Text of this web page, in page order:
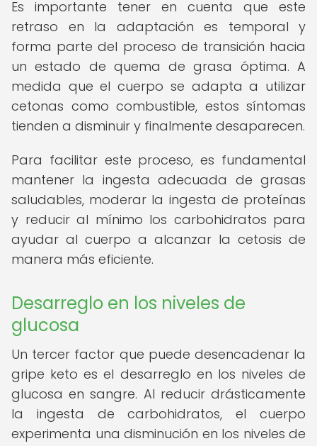
Es importante tener en cuenta que este
retraso en la adaptación es temporal y
forma parte del proceso de transición hacia
un estado de quema de grasa óptima. A
medida que el cuerpo se adapta a utilizar
cetonas como combustible, estos síntomas
tienden a disminuir y finalmente desaparecen.
Para facilitar este proceso, es fundamental
mantener la ingesta adecuada de grasas
saludables, moderar la ingesta de proteínas
y reducir al mínimo los carbohidratos para
ayudar al cuerpo a alcanzar la cetosis de
manera más eficiente.
Desarreglo en los niveles de
glucosa
Un tercer factor que puede desencadenar la
gripe keto es el desarreglo en los niveles de
glucosa en sangre. Al reducir drásticamente
la ingesta de carbohidratos, el cuerpo
experimenta una disminución en los niveles de